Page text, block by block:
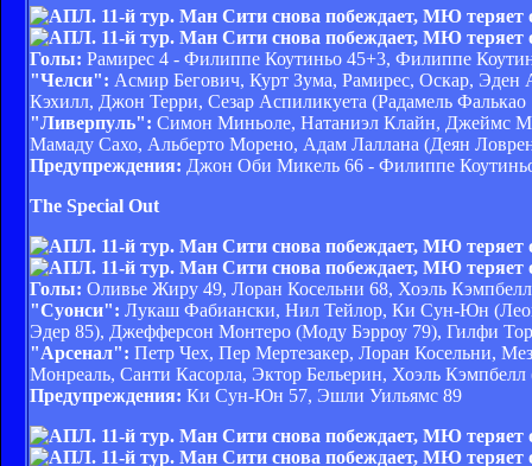
Голы: Рамирес 4 - Филиппе Коутиньо 45+3, Филиппе
"Челси": Асмир Бегович, Курт Зума, Рамирес, Оскар,
Кэхилл, Джон Терри, Сезар Аспиликуета (Радамель Фалькао
"Ливерпуль": Симон Миньоле, Натаниэл Клайн, Джеймс
Мамаду Сахо, Альберто Морено, Адам Лаллана (Деян
Предупреждения: Джон Оби Микель 66 - Филиппе
The Special Out
Голы: Оливье Жиру 49, Лоран Косельни 68, Хоэль
"Суонси": Лукаш Фабиански, Нил Тейлор, Ки Сун-Юн
Эдер 85), Джефферсон Монтеро (Моду Бэрроу 79), Гилфи
"Арсенал": Петр Чех, Пер Мертезакер, Лоран Косельни,
Монреаль, Санти Касорла, Эктор Бельерин, Хоэль
Предупреждения: Ки Сун-Юн 57, Эшли Уильямс 89